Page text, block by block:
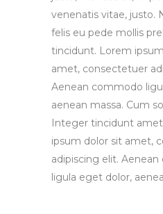
venenatis vitae, justo.
felis eu pede mollis
tincidunt. Lorem
amet, consectetuer
Aenean commodo
aenean massa. Cum
Integer tincidunt
ipsum dolor sit amet,
adipiscing elit.
ligula eget dolor,